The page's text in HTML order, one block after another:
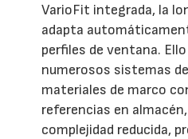
VarioFit integrada, la
adapta
perfiles de ventana.
numerosos sistemas
materiales de marco
referencias en
complejidad reducida,